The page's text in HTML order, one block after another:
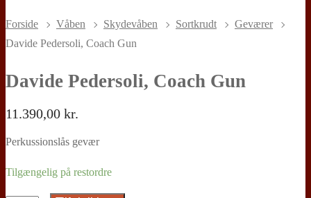
Forside Våben Skydevåben Sortkrudt
Geværer
Davide Pedersoli, Coach Gun
Davide Pedersoli, Coach Gun
11.390,00 kr.
Perkussionslås gevær
Tilgængelig på restordre